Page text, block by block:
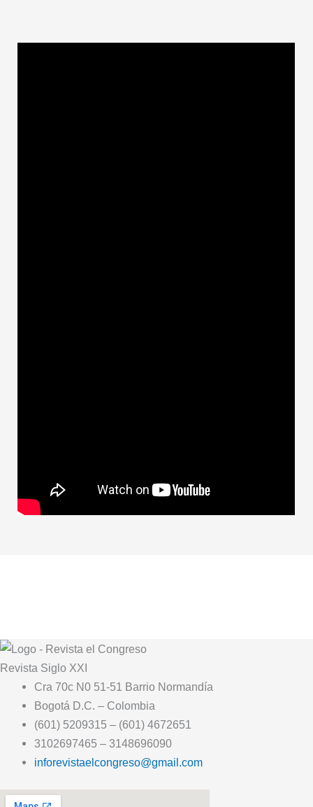
Revista Siglo XXI
Cra 70c N0 51-51 Barrio Normandía
Bogotá D.C. – Colombia
(601) 5209315 – (601) 4672651
3102697465 – 3148696090
inforevistaelcongreso@gmail.com